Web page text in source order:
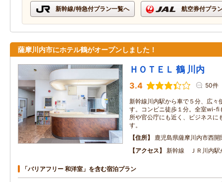
新幹線/特急付プラン一覧へ 航空券付プラ
薩摩川内市にホテル鶴がオープンしました！
ＨＯＴＥＬ 鶴 川内
3.4 50件
新幹線川内駅から車で５分、広々
す。コンビニ徒歩１分。全室wi-fi
所や官公庁にも近く、ビジネスに
す。
住所
鹿児島県薩摩川内市西
アクセス
新幹線 ＪＲ川内駅
「バリアフリー 和洋室」を含む宿泊プラン